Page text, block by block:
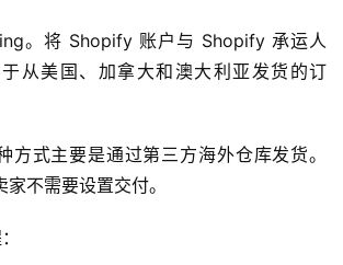
。将 Shopify 账户与 Shopify 承运人
从美国、加拿大和澳大利亚发货的订
方式主要是通过第三方海外仓库发货。
不需要设置交付。